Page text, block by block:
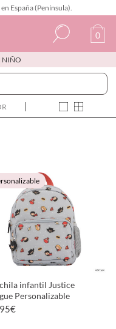
España (Península).
0
NIÑO
infantil Justice
Personalizable
€